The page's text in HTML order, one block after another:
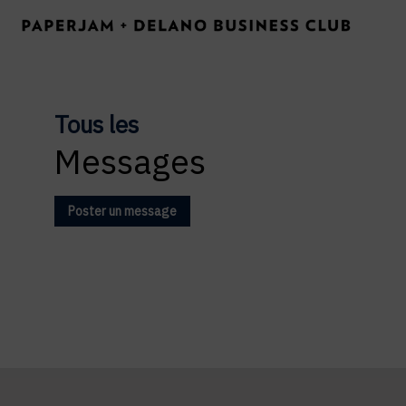
Tous les
Messages
Poster un message